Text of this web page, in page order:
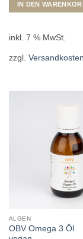
IN DEN
inkl. 7 % MwSt.
zzgl. Versandkosten
ALGEN
OBV Omega 3 Öl